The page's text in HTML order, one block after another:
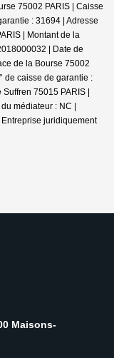
75002 PARIS | Caisse
: 31694 | Adresse
| Montant de la
| Date de
de la Bourse 75002
de caisse de garantie :
75015 PARIS |
médiateur : NC |
Entreprise juridiquement
Maisons-